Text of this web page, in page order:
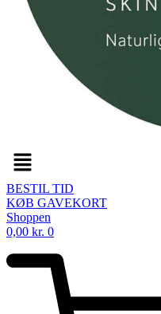
Menu
BESTIL TID
KØB GAVEKORT
Shoppen
0,00 kr. 0